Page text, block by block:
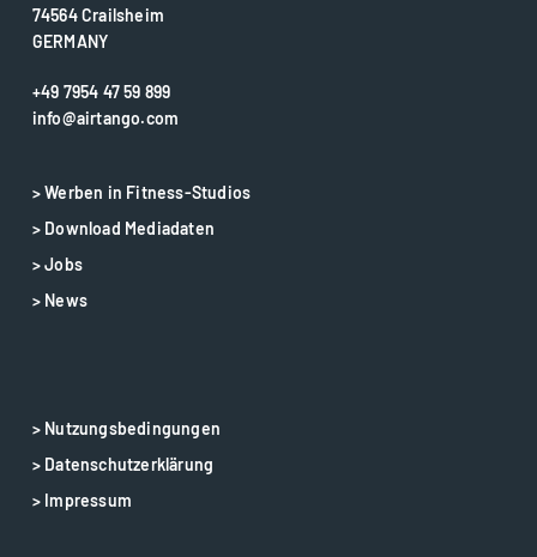
74564 Crailsheim
GERMANY
+49 7954 47 59 899
info@airtango.com
> Werben in Fitness-Studios
> Download Mediadaten
> Jobs
> News
> Nutzungsbedingungen
> Datenschutzerklärung
> Impressum